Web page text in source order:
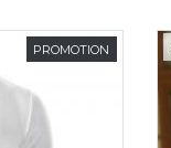
PROMOTION